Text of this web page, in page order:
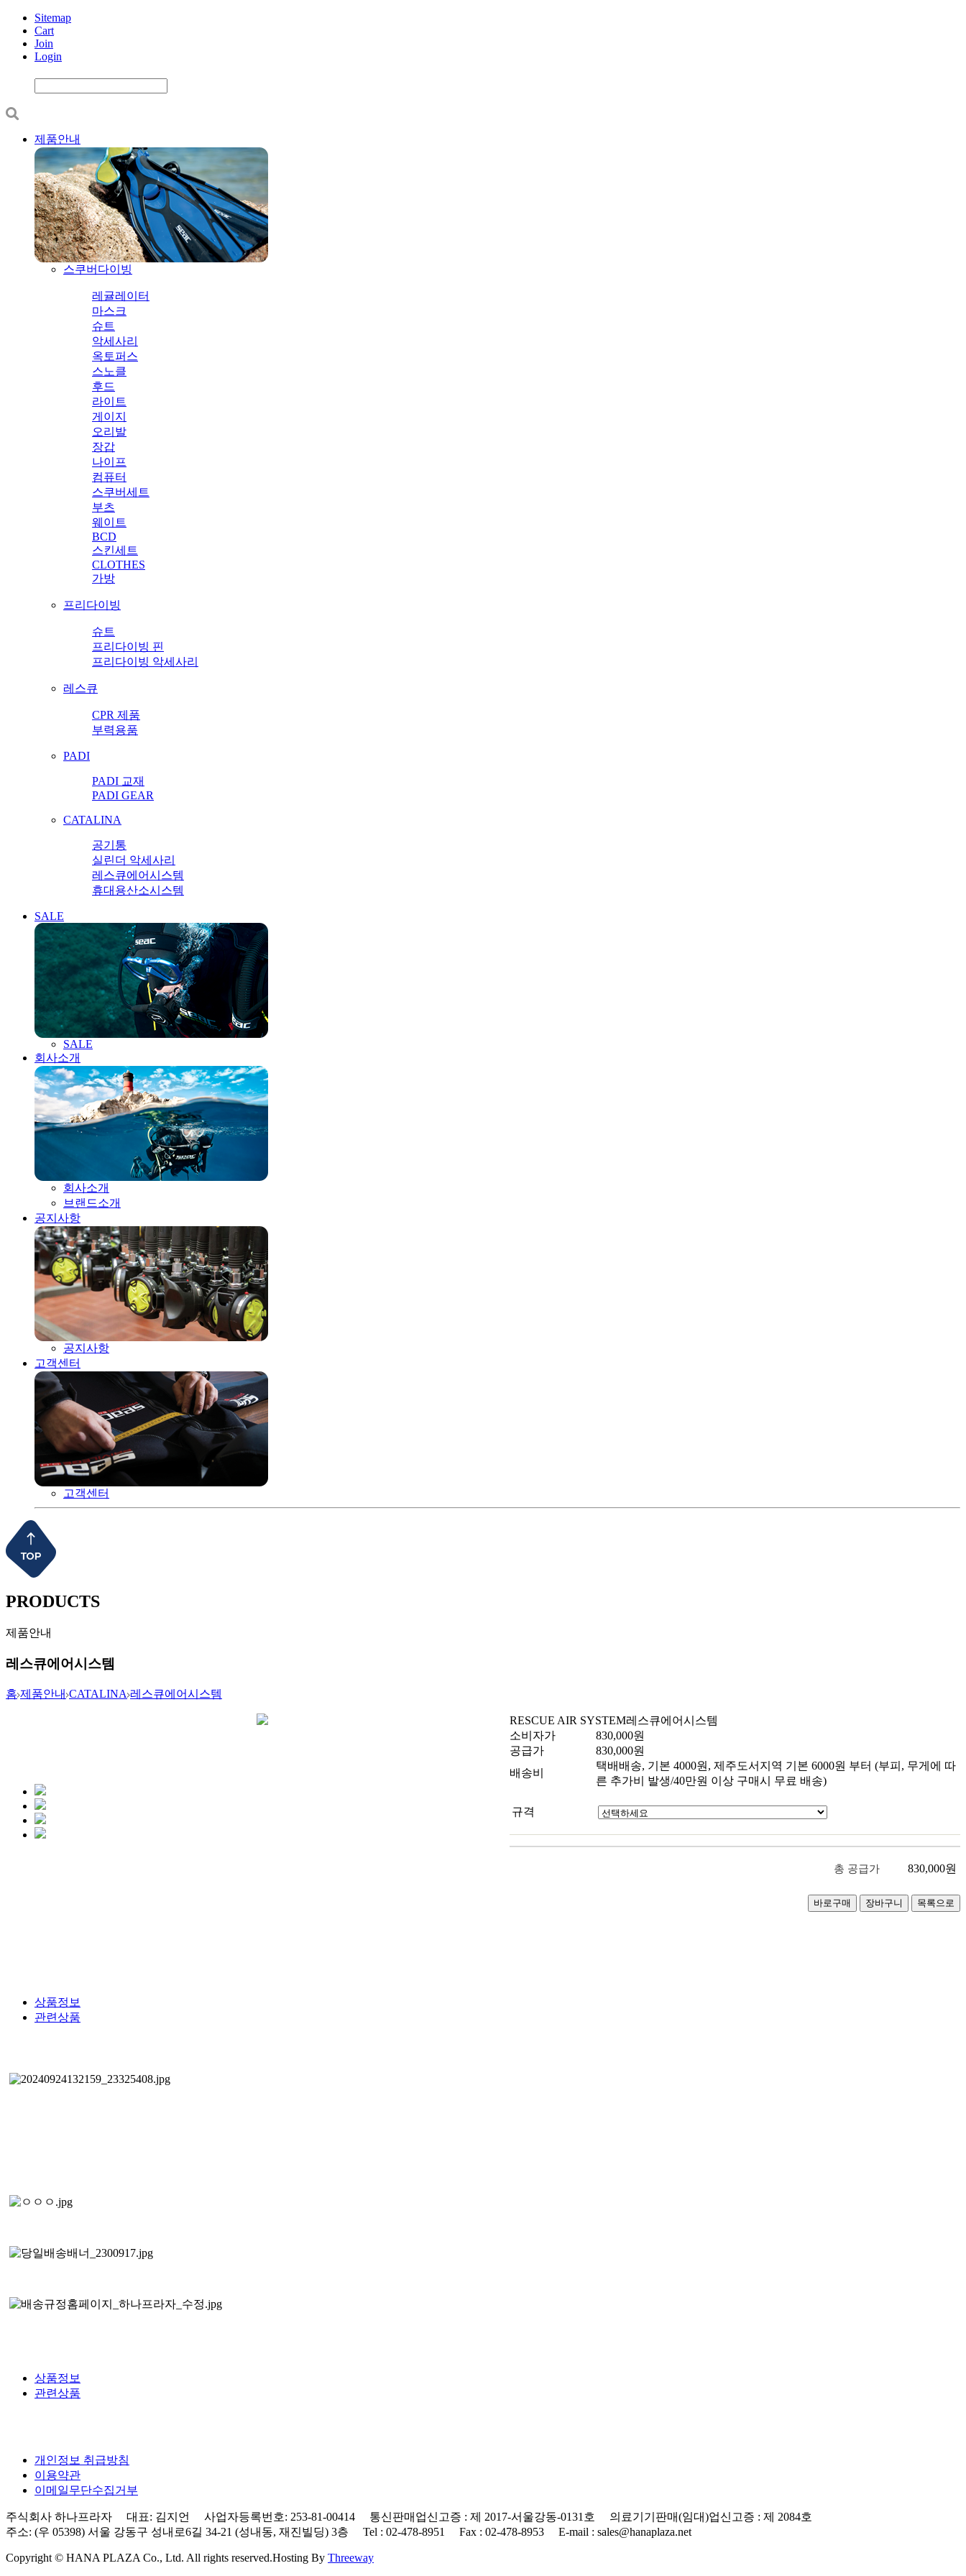
Sitemap
Cart
Join
Login
제품안내
스쿠버다이빙
레귤레이터
마스크
슈트
악세사리
옥토퍼스
스노클
후드
라이트
게이지
오리발
장갑
나이프
컴퓨터
스쿠버세트
부츠
웨이트
BCD
스킨세트
CLOTHES
가방
프리다이빙
슈트
프리다이빙 핀
프리다이빙 악세사리
레스큐
CPR 제품
부력용품
PADI
PADI 교재
PADI GEAR
CATALINA
공기통
실린더 악세사리
레스큐에어시스템
휴대용산소시스템
SALE
SALE
회사소개
회사소개
브랜드소개
공지사항
공지사항
고객센터
고객센터
PRODUCTS
제품안내
레스큐에어시스템
홈 제품안내 CATALINA 레스큐에어시스템
RESCUE AIR SYSTEM레스큐에어시스템
소비자가
830,000원
공급가
830,000원
배송비
택배배송, 기본 4000원, 제주도서지역 기본 6000원 부터 (부피, 무게에 따
른 추가비 발생/40만원 이상 구매시 무료 배송)
규격
총 공급가 830,000원
상품정보
관련상품
상품정보
관련상품
개인정보 취급방침
이용약관
이메일무단수집거부
주식회사 하나프라자 대표: 김지언 사업자등록번호: 253-81-00414 통신판매업신고증 : 제 2017-서울강동-0131호 의료기기판매(임대)업신고증 : 제 2084호
주소: (우 05398) 서울 강동구 성내로6길 34-21 (성내동, 재진빌딩) 3층 Tel : 02-478-8951 Fax : 02-478-8953 E-mail : sales@hanaplaza.net
Copyright © HANA PLAZA Co., Ltd. All rights reserved.Hosting By Threeway